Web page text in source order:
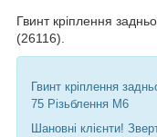
Гвинт кріплення
(26116).
Гвинт кріплення
75 Різьблення М6
Шановні клієнти!